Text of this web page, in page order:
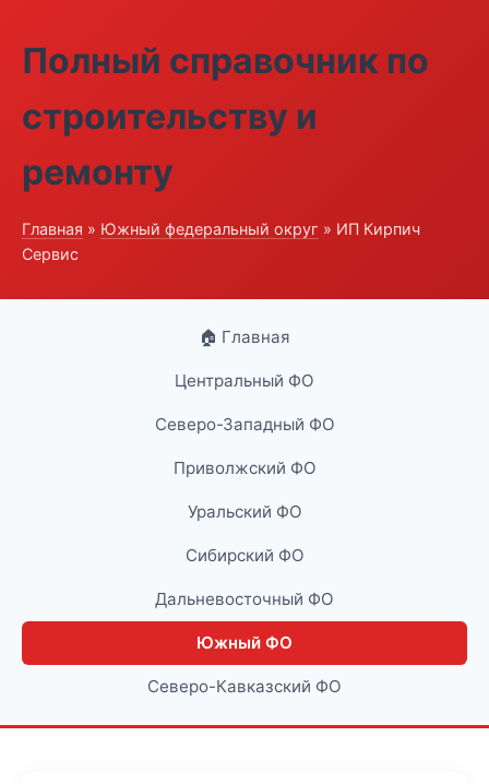
Полный справочник по
строительству и
ремонту
Главная » Южный федеральный округ » ИП Кирпич
Сервис
🏠 Главная
Центральный ФО
Северо-Западный ФО
Приволжский ФО
Уральский ФО
Сибирский ФО
Дальневосточный ФО
Южный ФО
Северо-Кавказский ФО